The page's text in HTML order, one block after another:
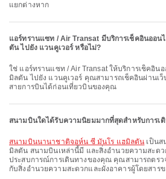
แยกต่างหาก
แอร์ทรานแซท / Air Transat มีบริการเช็คอินออน
ตัน ไปยัง แวนคูเวอร์ หรือไม่?
ใช่ แอร์ทรานแซท / Air Transat ให้บริการเช็คอินออนไลน์สำหรับเที่ยวบินจาก ฮา
มิลตัน ไปยัง แวนคูเวอร์ คุณสามารถเช็คอินผ่านเ
สายการบินได้ก่อนเที่ยวบินของคุณ
สนามบินใดได้รับความนิยมมากที่สุดสำหรับการเ
สนามบินนานาชาติจอห์น ซี มันโร แฮมิลตัน เป็น
มิลตัน สนามบินเหล่านี้มี และสิ่งอำนวยความสะดว
ประสบการณ์การเดินทางของคุณ คุณสามารถตรว
กับสิ่งอำนวยความสะดวกและผังอาคารผู้โดยสาร